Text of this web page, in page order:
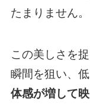
たまりません。
この美しさを
瞬間を狙い、
体感が増して